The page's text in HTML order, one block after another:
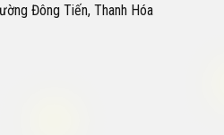
Đông Tiến, Thanh Hóa